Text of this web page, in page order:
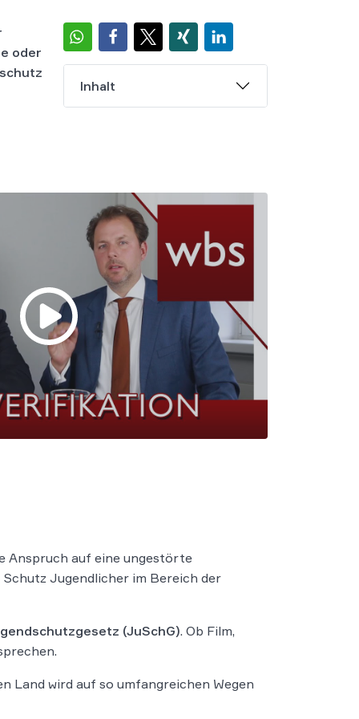
Inhalt
oder
Anspruch auf eine ungestörte
Schutz Jugendlicher im Bereich der
(JuSchG). Ob Film,
Land wird auf so umfangreichen Wegen